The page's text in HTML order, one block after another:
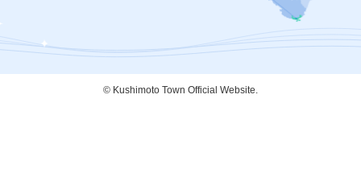
© Kushimoto Town Official Website.